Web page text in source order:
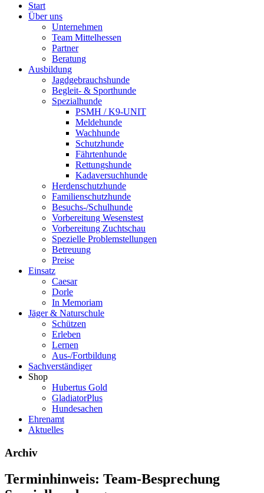
Start
Über uns
Unternehmen
Team Mittelhessen
Partner
Beratung
Ausbildung
Jagdgebrauchshunde
Begleit- & Sporthunde
Spezialhunde
PSMH / K9-UNIT
Meldehunde
Wachhunde
Schutzhunde
Fährtenhunde
Rettungshunde
Kadaversuchhunde
Herdenschutzhunde
Familienschutzhunde
Besuchs-/Schulhunde
Vorbereitung Wesenstest
Vorbereitung Zuchtschau
Spezielle Problemstellungen
Betreuung
Preise
Einsatz
Caesar
Dorle
In Memoriam
Jäger & Naturschule
Schützen
Erleben
Lernen
Aus-/Fortbildung
Sachverständiger
Shop
Hubertus Gold
GladiatorPlus
Hundesachen
Ehrenamt
Aktuelles
Archiv
Terminhinweis: Team-Besprechung